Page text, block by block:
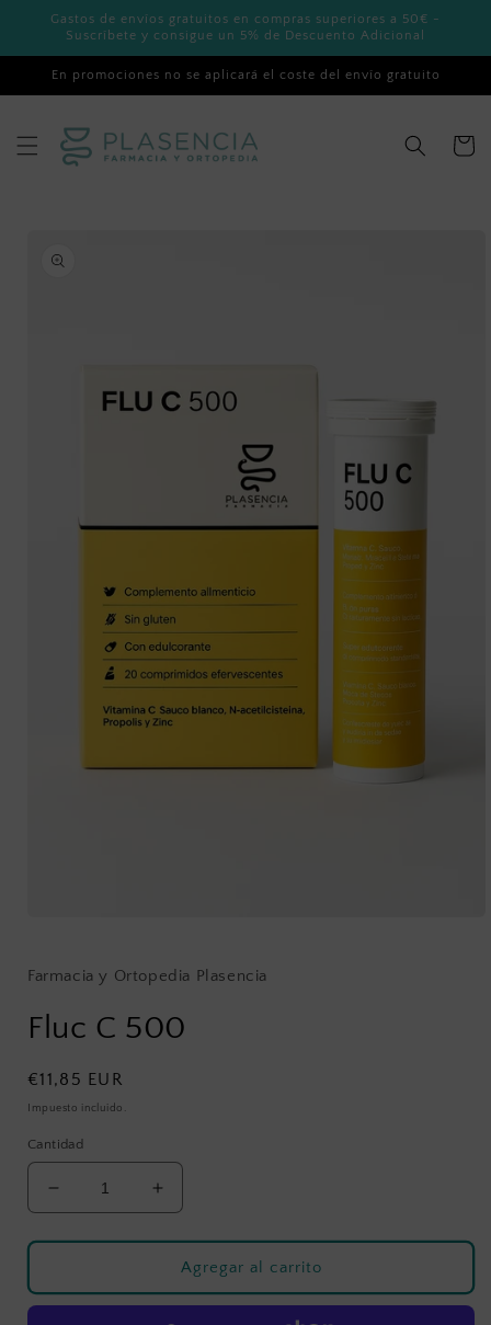
directamente
al contenido
Gastos de envíos gratuitos en compras superiores a 50€ -
Suscríbete y consigue un 5% de Descuento Adicional
En promociones no se aplicará el coste del envío gratuito
Carrito
información
1
ventana
modal
Farmacia y Ortopedia Plasencia
Fluc C 500
Precio
habitual
€11,85 EUR
Impuesto incluido.
Cantidad
Reducir
cantidad
para
C
500
Aumentar
cantidad
para
Fluc
C
500
Agregar al carrito